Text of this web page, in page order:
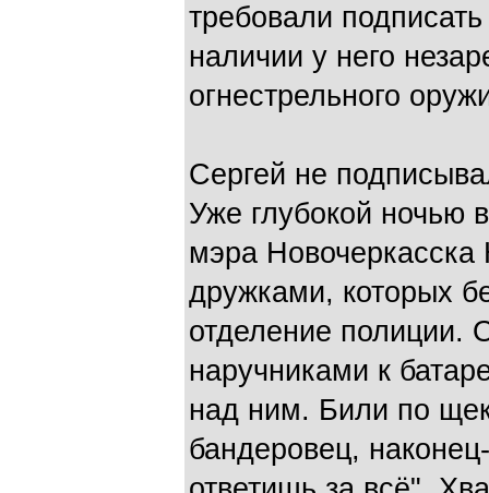
требовали
наличии у него
огнестрельного
Сергей не
Уже глубокой ночью
мэра Новочеркасска
дружками, которых
отделение полиции.
наручниками к
над ним. Били по
бандеровец,